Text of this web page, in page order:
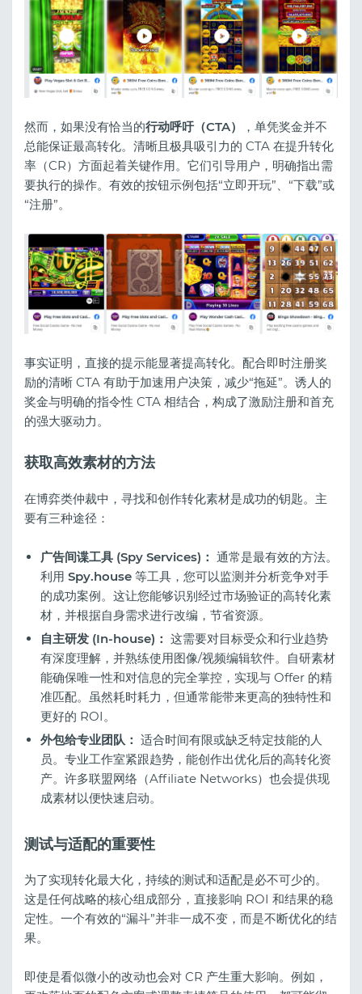
然而，如果没有恰当的行动呼吁（CTA）
，单凭奖金并不
总能保证最高转化。清晰且极具吸引力的 CTA 在提升转化
率（CR）方面起着关键作用。它们引导用户，明确指出需
要执行的操作。有效的按钮示例包括“立即开玩”、“下载”或
“注册”。
事实证明，直接的提示能显著提高转化。配合即时注册奖
励的清晰 CTA 有助于加速用户决策，减少“拖延”。诱人的
奖金与明确的指令性 CTA 相结合，构成了激励注册和首充
的强大驱动力。
获取高效素材的方法
在博弈类仲裁中，寻找和创作转化素材是成功的钥匙。主
要有三种途径：
广告间谍工具 (Spy Services)： 通常是最有效的方法。
利用 Spy.house 等工具，您可以监测并分析竞争对手
的成功案例。这让您能够识别经过市场验证的高转化素
材，并根据自身需求进行改编，节省资源。
自主研发 (In-house)： 这需要对目标受众和行业趋势
有深度理解，并熟练使用图像/视频编辑软件。自研素材
能确保唯一性和对信息的完全掌控，实现与 Offer 的精
准匹配。虽然耗时耗力，但通常能带来更高的独特性和
更好的 ROI。
外包给专业团队： 适合时间有限或缺乏特定技能的人
员。专业工作室紧跟趋势，能创作出优化后的高转化资
产。许多联盟网络（Affiliate Networks）也会提供现
成素材以便快速启动。
测试与适配的重要性
为了实现转化最大化，持续的测试和适配是必不可少的。
这是任何战略的核心组成部分，直接影响 ROI 和结果的稳
定性。一个有效的“漏斗”并非一成不变，而是不断优化的结
果。
即使是看似微小的改动也会对 CR 产生重大影响。例如，